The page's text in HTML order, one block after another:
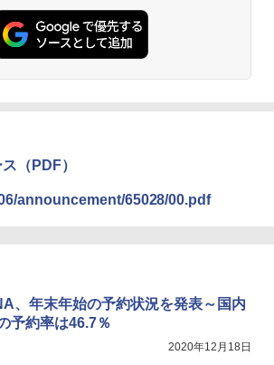
（PDF）
announcement/65028/00.pdf
、年末年始の予約状況を発表～国内
予約率は46.7％
2020年12月18日